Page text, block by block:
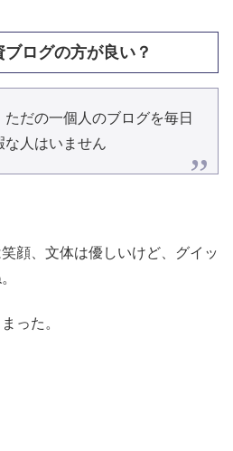
ログの方が良い？
だの一個人のブログを毎日
な人はいません
顔、文体は優しいけど、グイッ
った。